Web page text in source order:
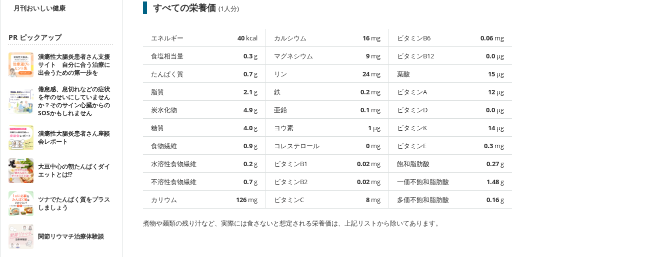
月刊おいしい健康
PR ピックアップ
潰瘍性大腸炎患者さん支援
サイト 自分に合う治療に
出会うための第一歩を
倦怠感、息切れなどの症状
を年のせいにしていません
か？そのサイン心臓からの
SOSかもしれません
潰瘍性大腸炎患者さん座談
会レポート
大豆中心の朝たんぱくダイ
エットとは!?
ツナでたんぱく質をプラス
しましょう
関節リウマチ治療体験談
すべての栄養価 (1人分)
エネルギー 40 kcal
食塩相当量
0.3g
たんぱく質
0.7g
脂質
2.1 g
炭水化物
4.9g
糖質
4.0g
食物繊維
0.9g
水溶性食物繊維
0.2g
不溶性食物繊維
0.7g
カリウム
126 mg
カルシウム 16 mg
マグネシウム
9 mg
リン
24mg
鉄
0.2 mg
亜鉛
0.1 mg
ヨウ素
1 µg
コレステロール
0 mg
ビタミンB1
0.02 mg
ビタミンB2
0.02 mg
ビタミンC
8 mg
ビタミンB6 0.06 mg
ビタミンB12
0.0 µg
葉酸
15 µg
ビタミンA
12 µg
ビタミンD
0.0 µg
ビタミンK
14µg
ビタミンE
0.3 mg
飽和脂肪酸
0.27g
一価不飽和脂肪酸
1.48g
多価不飽和脂肪酸
0.16g
煮物や麺類の残り汁など、実際には食さないと想定される栄養価は、上記リストから除いてあります。